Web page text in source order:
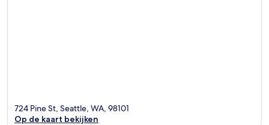
724 Pine St, Seattle, WA, 98101
Op de kaart bekijken